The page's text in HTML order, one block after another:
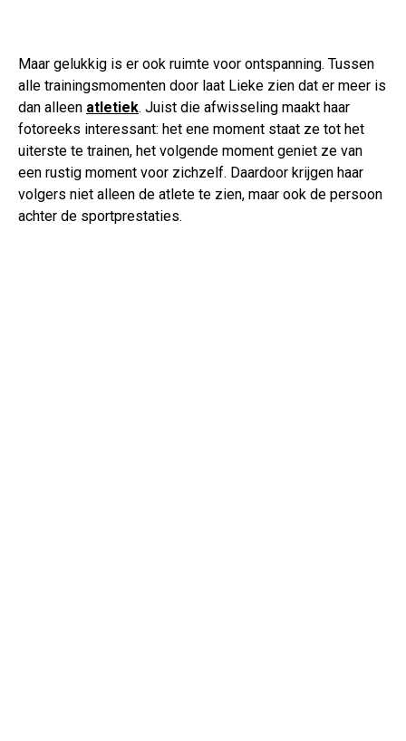
Maar gelukkig is er ook ruimte voor ontspanning. Tussen
alle trainingsmomenten door laat Lieke zien dat er meer is
dan alleen atletiek. Juist die afwisseling maakt haar
fotoreeks interessant: het ene moment staat ze tot het
uiterste te trainen, het volgende moment geniet ze van
een rustig moment voor zichzelf. Daardoor krijgen haar
volgers niet alleen de atlete te zien, maar ook de persoon
achter de sportprestaties.